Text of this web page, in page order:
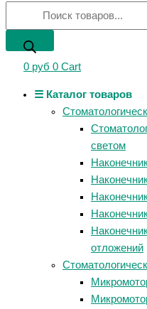
0 руб 0 Cart
☰ Каталог товаров
светом
отложений